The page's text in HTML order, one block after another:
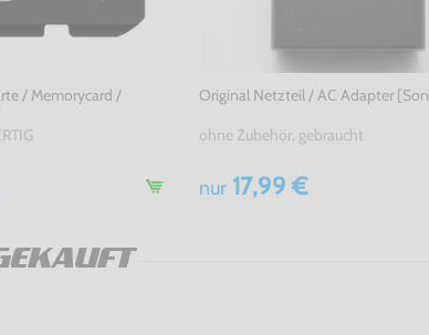
/ Memorycard /
Original Netzteil / AC Adapter
ohne Zubehör, gebraucht
nur 17,99 €